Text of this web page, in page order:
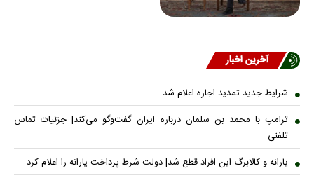
آخرین اخبار
شرایط جدید تمدید اجاره اعلام شد
ترامپ با محمد بن سلمان درباره ایران گفت‌وگو می‌کند| جزئیات تماس
تلفنی
یارانه و کالابرگ این افراد قطع شد| دولت شرط پرداخت یارانه را اعلام کرد